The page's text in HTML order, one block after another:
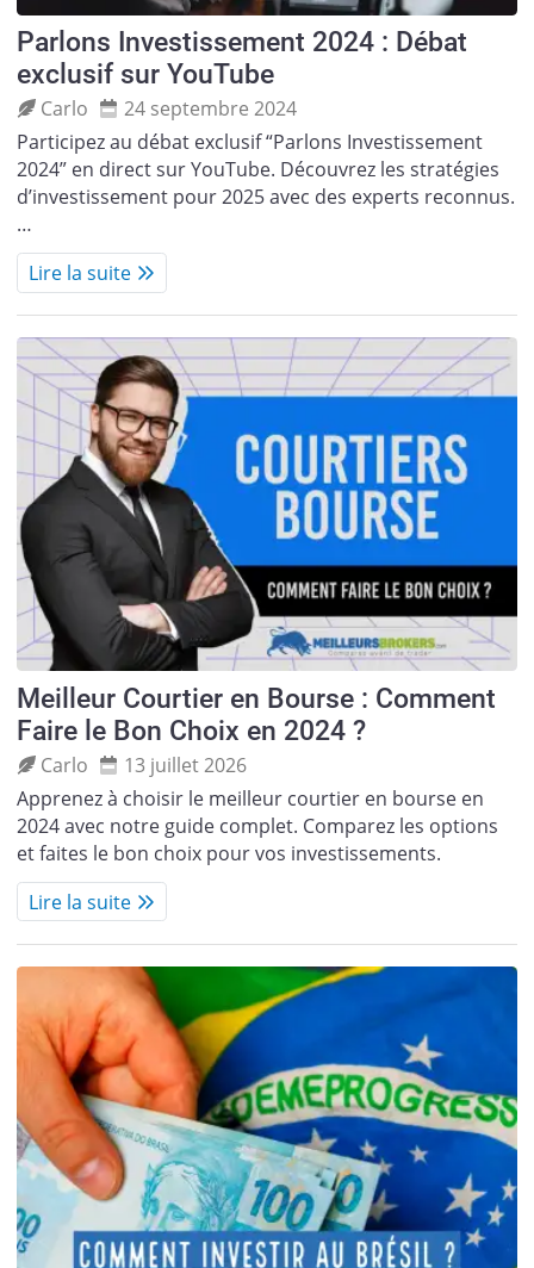
Parlons Investissement 2024 : Débat
exclusif sur YouTube
Carlo
24 septembre 2024
Participez au débat exclusif “Parlons Investissement
2024” en direct sur YouTube. Découvrez les stratégies
d’investissement pour 2025 avec des experts reconnus.
…
Lire la suite
Meilleur Courtier en Bourse : Comment
Faire le Bon Choix en 2024 ?
Carlo
13 juillet 2026
Apprenez à choisir le meilleur courtier en bourse en
2024 avec notre guide complet. Comparez les options
et faites le bon choix pour vos investissements.
Lire la suite